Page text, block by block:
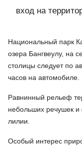
вход на
Национальный парк
озера Бангвеулу, на
столицы следует по
часов на автомобиле.
Равнинный рельеф
небольших речушек и
лилии.
Особый интерес